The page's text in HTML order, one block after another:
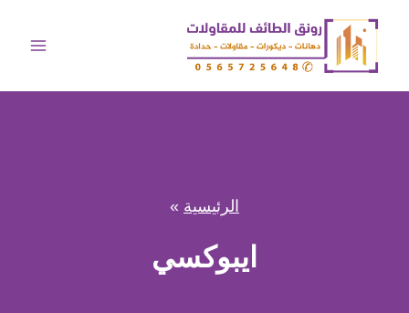
المحتوى
الرئيسية »
ايبوكسي